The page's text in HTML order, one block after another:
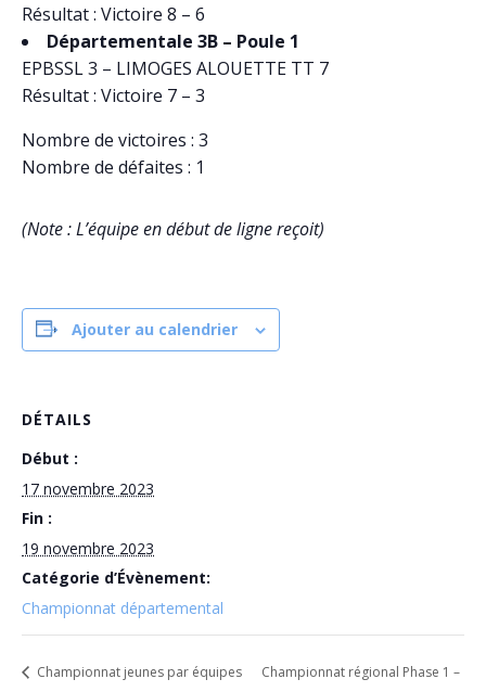
Résultat : Victoire 8 – 6
Départementale 3B – Poule 1
EPBSSL 3 – LIMOGES ALOUETTE TT 7
Résultat : Victoire 7 – 3
Nombre de victoires : 3
Nombre de défaites : 1
(Note : L’équipe en début de ligne reçoit)
Ajouter au calendrier
DÉTAILS
Début :
17 novembre 2023
Fin :
19 novembre 2023
Catégorie d’Évènement:
Championnat départemental
Championnat jeunes par équipes
Championnat régional Phase 1 –